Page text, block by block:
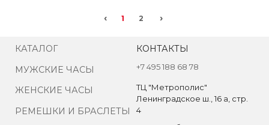
‹ 1 2 ›
КАТАЛОГ
МУЖСКИЕ ЧАСЫ
ЖЕНСКИЕ ЧАСЫ
РЕМЕШКИ И БРАСЛЕТЫ
КОНТАКТЫ
+7 495 188 68 78
ТЦ "Метрополис"
Ленинградское ш., 16 а, стр.
4